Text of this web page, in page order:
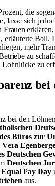
die
lasse sich
erklären,
erläuterte Boll.
mehr
zu
zu
bei
bei den
Büros zur
Vera
Deutschen
Deutschen
Equal Pay Day
aus.